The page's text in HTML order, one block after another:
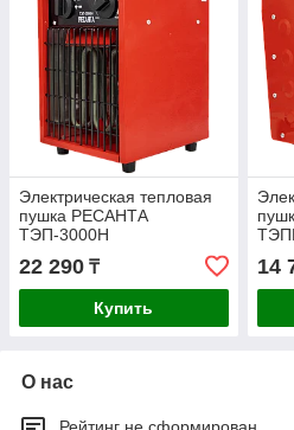
Электрическая тепловая
пушка РЕСАНТА
ТЭП-3000Н
22 290 ₸
Купить
14
О нас